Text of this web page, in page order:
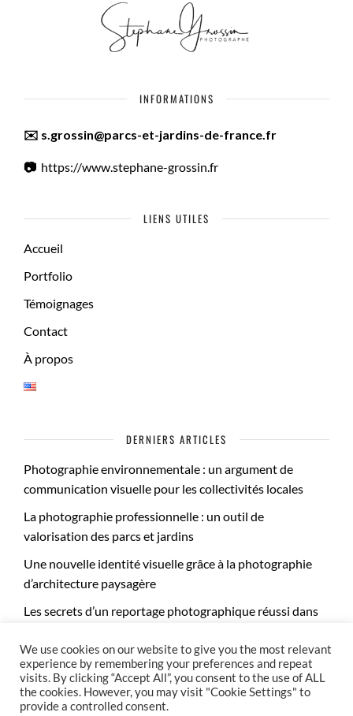
INFORMATIONS
✉️ s.grossin@parcs-et-jardins-de-france.fr
📷 https://www.stephane-grossin.fr
LIENS UTILES
Accueil
Portfolio
Témoignages
Contact
À propos
DERNIERS ARTICLES
Photographie environnementale : un argument de
communication visuelle pour les collectivités locales
La photographie professionnelle : un outil de
valorisation des parcs et jardins
Une nouvelle identité visuelle grâce à la photographie
d’architecture paysagère
Les secrets d’un reportage photographique réussi dans
We use cookies on our website to give you the most relevant
experience by remembering your preferences and repeat
visits. By clicking “Accept All”, you consent to the use of ALL
the cookies. However, you may visit "Cookie Settings" to
provide a controlled consent.